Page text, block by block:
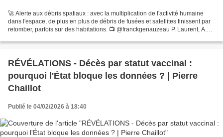
🚀 Alerte aux débris spatiaux : avec la multiplication de l'activité humaine
dans l'espace, de plus en plus de débris de fusées et satellites finissent par
retomber, parfois sur des habitations. 📺 @franckgenauzeau P. Laurent, A.
RÉVÉLATIONS - Décès par statut vaccinal :
pourquoi l'État bloque les données ? | Pierre
Chaillot
Publié le 04/02/2026 à 18:40